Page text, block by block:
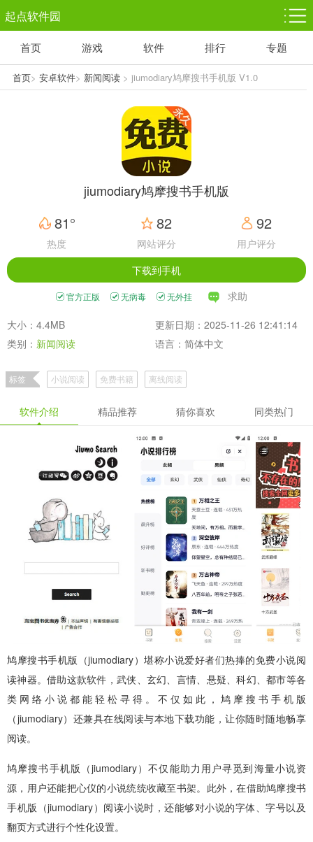
起点软件园
塔防游戏
1千+款游戏
休闲益智
1万+款游戏
体育竞技
5百+款游戏
赛车竞速
3百+款游戏
首页 游戏 软件 排行 专题
首页> 安卓软件> 新闻阅读> jiumodiary鸠摩搜书手机版 V1.0
jiumodiary鸠摩搜书手机版
81°
热度
82
网站评分
92
用户评分
下载到手机
官方正版 无病毒 无外挂 求助
大小：4.4MB
更新日期：2025-11-26 12:41:14
类别： 新闻阅读 语言：简体中文
标签 小说阅读 免费书籍 离线阅读
软件介绍 精品推荐 猜你喜欢 同类热门
鸠摩搜书手机版（jiumodiary）堪称小说爱好者们热捧的免费小说阅
读神器。借助这款软件，武侠、玄幻、言情、悬疑、科幻、都市等各
类网络小说都能轻松寻得。不仅如此，鸠摩搜书手机版
（jiumodiary）还兼具在线阅读与本地下载功能，让你随时随地畅享
阅读。
鸠摩搜书手机版（jiumodiary）不仅能助力用户寻觅到海量小说资
源，用户还能把心仪的小说统统收藏至书架。此外，在借助鸠摩搜书
手机版（jiumodiary）阅读小说时，还能够对小说的字体、字号以及
翻页方式进行个性化设置。